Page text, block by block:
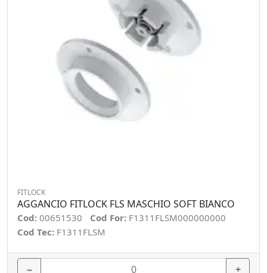
FITLOCK
AGGANCIO FITLOCK FLS MASCHIO SOFT BIANCO
Cod: 00651530 Cod For: F1311FLSM000000000
Cod Tec: F1311FLSM
− +